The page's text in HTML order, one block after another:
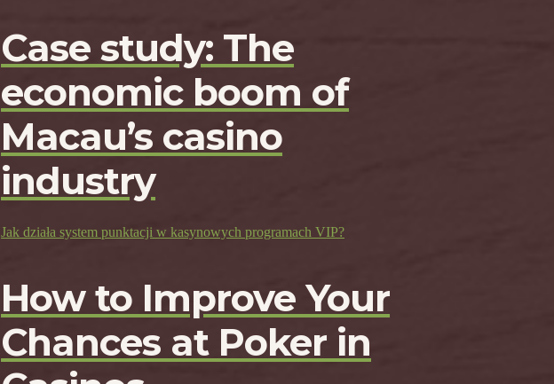
Case study: The
economic boom of
Macau’s casino
industry
Jak działa system punktacji w kasynowych programach VIP?
How to Improve Your
Chances at Poker in